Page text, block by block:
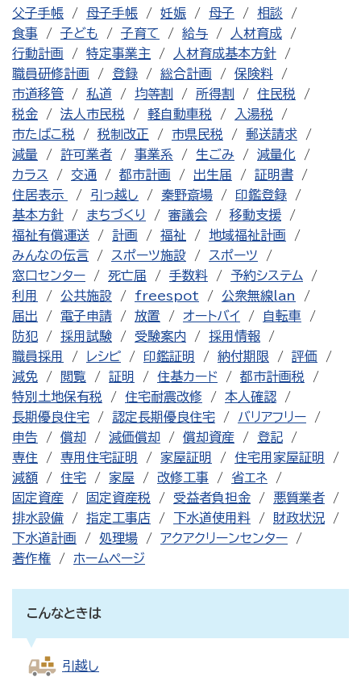
父子手帳
母子手帳 妊娠 母子
相談
食事
子ども 子育て 給与
人材育成
行動計画
特定事業主
人材育成基本方針
職員研修計画
登録 総合計画
保険料
市道移管
私道 均等割 所得割
住民税
税金
法人市民税 軽自動車税
入湯税
市たばこ税
税制改正 市県民税
郵送請求
減量
許可業者 事業系 生ごみ
減量化
カラス
交通 都市計画 出生届
証明書
住居表示
引っ越し 秦野斎場
印鑑登録
基本方針
まちづくり 審議会
移動支援
福祉有償運送
計画 福祉
地域福祉計画
みんなの伝言
スポーツ施設
スポーツ
窓口センター
死亡届 手数料
予約システム
利用
公共施設 freespot
公衆無線lan
届出
電子申請 放置 オートバイ
自転車
防犯
採用試験 受験案内
採用情報
職員採用
レシピ 印鑑証明 納付期限
評価
減免
閲覧 証明 住基カード
都市計画税
特別土地保有税
住宅耐震改修
本人確認
長期優良住宅
認定長期優良住宅
バリアフリー
申告
償却 減価償却 償却資産
登記
専住
専用住宅証明 家屋証明
住宅用家屋証明
減額
住宅 家屋 改修工事
省エネ
固定資産
固定資産税 受益者負担金
悪質業者
排水設備
指定工事店 下水道使用料
財政状況
下水道計画
処理場
アクアクリーンセンター
著作権
ホームページ
こんなときは
引越し